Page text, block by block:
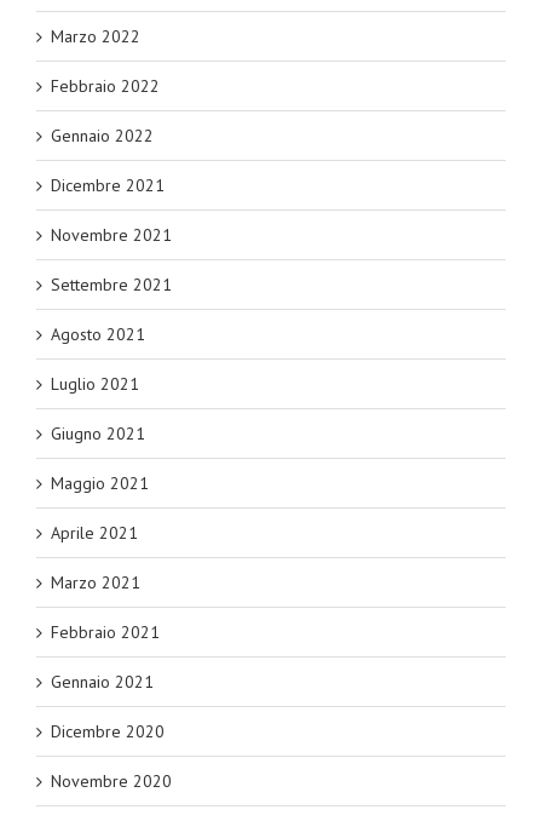
Marzo 2022
Febbraio 2022
Gennaio 2022
Dicembre 2021
Novembre 2021
Settembre 2021
Agosto 2021
Luglio 2021
Giugno 2021
Maggio 2021
Aprile 2021
Marzo 2021
Febbraio 2021
Gennaio 2021
Dicembre 2020
Novembre 2020